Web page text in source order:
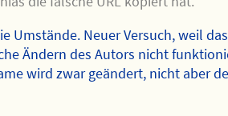
Umstände. Neuer Versuch, weil das
Ändern des Autors nicht
wird zwar geändert, nicht aber